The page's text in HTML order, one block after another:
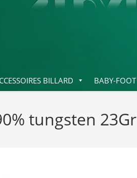
BILLARD BABY-FOOT
tungsten 23Gr